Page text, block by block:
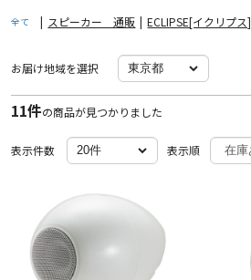
全て | スピーカー 通販 | ECLIPSE[イクリプス]
お届け地域を選択
11件の商品が見つかりました
表示件数 表示順